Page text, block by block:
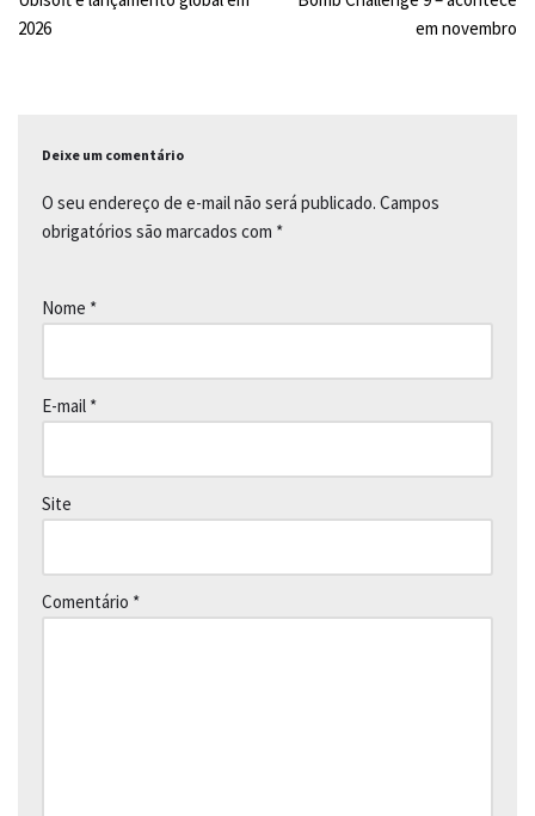
2026
em novembro
Deixe um comentário
O seu endereço de e-mail não será publicado. Campos
obrigatórios são marcados com *
Nome *
E-mail *
Site
Comentário *